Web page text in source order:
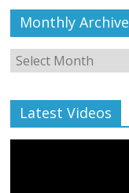
Monthly Archive
Monthly
Archive
Latest Videos